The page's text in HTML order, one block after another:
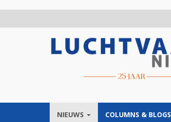
NIEUWS COLUMNS & BLOGS